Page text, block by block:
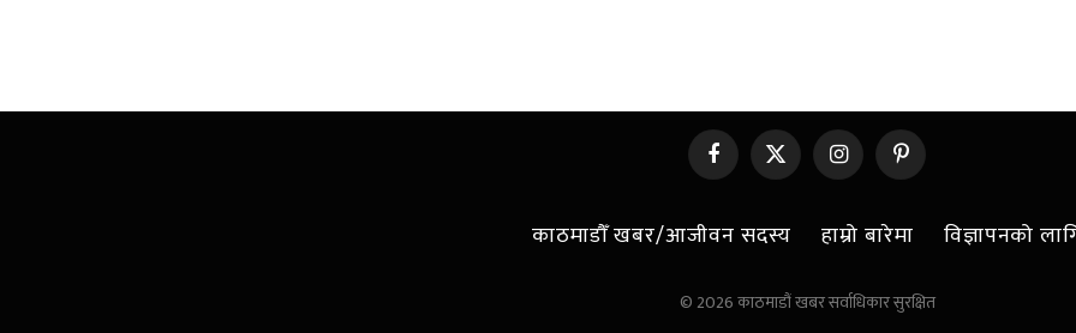
Facebook
X
InstagramPinterest
काठमाडौँ खबर/आजीवन सदस्य
हाम्रो बारेमा विज्ञापनको
© 2026 काठमाडौं खबर सर्वाधिकार सुरक्षित